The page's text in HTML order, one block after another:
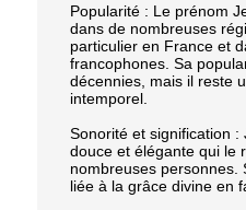
Popularité : Le prénom
dans de nombreuses
particulier en France et
francophones. Sa
décennies, mais il reste
intemporel.
Sonorité et signification
douce et élégante qui le
nombreuses personnes.
liée à la grâce divine en